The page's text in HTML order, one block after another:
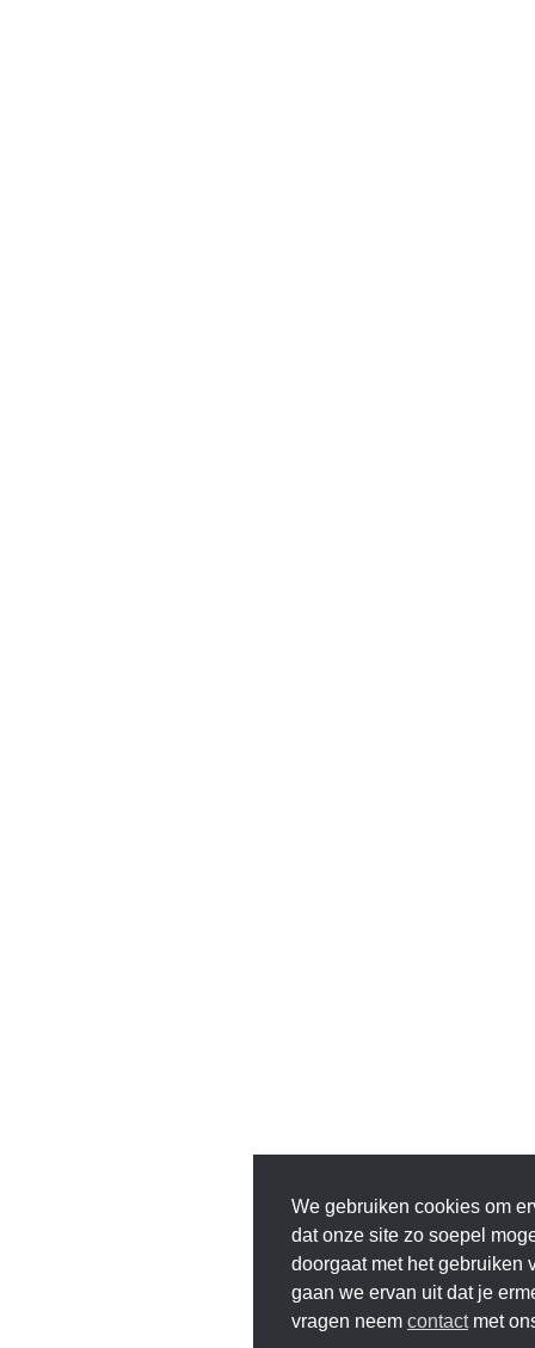
We gebruiken cookies om
dat onze site zo soepel
doorgaat met het gebruiken
gaan we ervan uit dat je
vragen neem contactmet